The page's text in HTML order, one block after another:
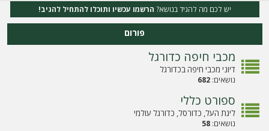
ה
ר
ש
מ
יש לכם מה להגיד בנושא? הרשמו עכשיו ותוכלו להתחיל להגיב!
פורום
מכבי חיפה כדורגל
דיוני מכבי חיפה בכדורגל
נושאים:682
ספורט כללי
ליגת העל, כדורסל, כדורגל עולמי
נושאים:58